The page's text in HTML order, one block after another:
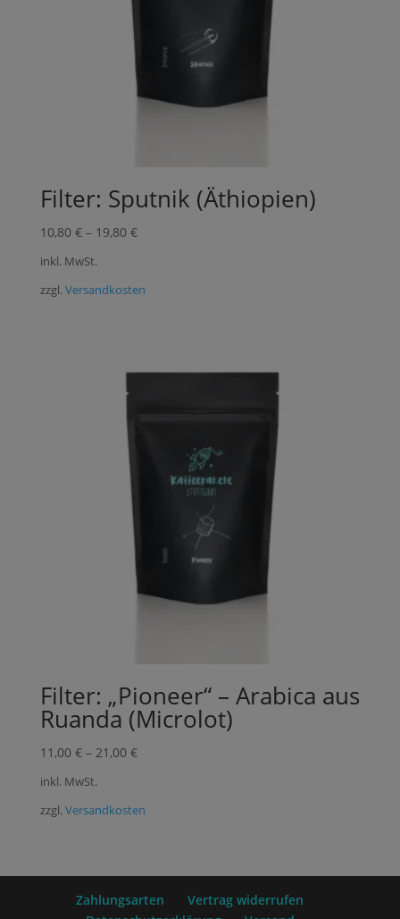
Filter: Sputnik (Äthiopien)
10,80 €– 19,80 €
inkl. MwSt.
zzgl.Versandkosten
Filter: „Pioneer“ – Arabica aus
Ruanda (Microlot)
11,00 €– 21,00 €
inkl. MwSt.
zzgl.Versandkosten
Zahlungsarten
Vertrag widerrufen